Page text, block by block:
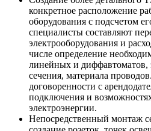
конкретное расположение
оборудования с подсчетом
специалисты составляют
электрооборудования и
числе определение
линейных и диффавтоматов,
сечения, материала
договоренности с
подключения и
электроэнергии.
Непосредственный монтаж